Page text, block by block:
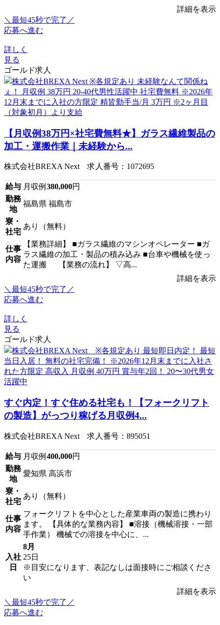
詳細を表示
＼最短45秒で完了／
応募へ進む
詳しく
見る
ゴールド求人
【月収例38万円×社宅費無料★】ガラス繊維製品の
加工・運搬作業｜未経験から...
株式会社BREXA Next 求人番号：1072695
給与 月収例 380,000円
勤務
地
福島県 福島市
寮・
社宅
あり（無料）
仕事
内容
【業務詳細】 ■ガラス繊維のマシンオペレーター ■ガ
ラス繊維の加工・製品の積み込み ■台車や機械を使っ
た運搬 【業務の流れ】 ▽高...
詳細を表示
＼最短45秒で完了／
応募へ進む
詳しく
見る
ゴールド求人
すぐ内定！すぐ住める社宅も！【フォークリフト
の製造】がっつり稼げる月収例4...
株式会社BREXA Next 求人番号：895051
給与 月収例 400,000円
勤務
地
愛知県 高浜市
寮・
社宅
あり（無料）
仕事
内容
フォークリフトを中心とした産業車両の製造に携わり
ます。 【具体的な業務内容】 ■溶接（機械溶接・一部
手作業） 機械での溶接を中心に、...
入社
日
8月
25日
※目安になります、表記なしは面接時にご相談くださ
い
詳細を表示
＼最短45秒で完了／
応募へ進む